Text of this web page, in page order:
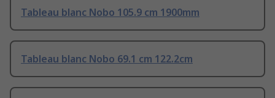
Tableau blanc Nobo 105.9 cm 1900mm
Tableau blanc Nobo 69.1 cm 122.2cm